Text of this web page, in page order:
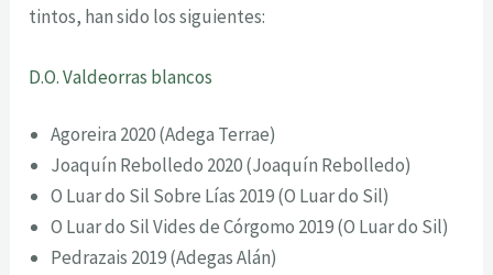
tintos, han sido los siguientes:
D.O. Valdeorras blancos
Agoreira 2020 (Adega Terrae)
Joaquín Rebolledo 2020 (Joaquín Rebolledo)
O Luar do Sil Sobre Lías 2019 (O Luar do Sil)
O Luar do Sil Vides de Córgomo 2019 (O Luar do Sil)
Pedrazais 2019 (Adegas Alán)